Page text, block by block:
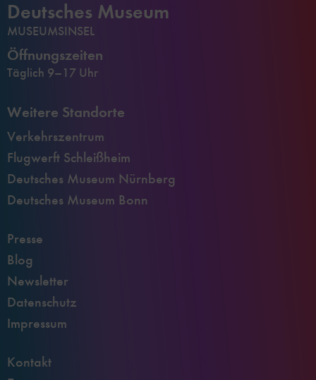
Deutsches Museum
MUSEUMSINSEL
Öffnungszeiten
Täglich 9–17 Uhr
Weitere Standorte
Verkehrszentrum
Flugwerft Schleißheim
Deutsches Museum Nürnberg
Deutsches Museum Bonn
Presse
Blog
Newsletter
Datenschutz
Impressum
Kontakt